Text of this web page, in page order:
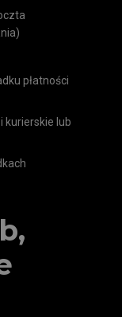
płatności
kurierskie lub